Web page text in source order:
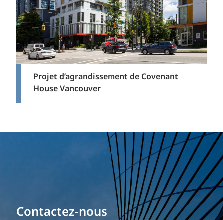
Projet d’agrandissement de Covenant
House Vancouver
Bâtissez votre carrière